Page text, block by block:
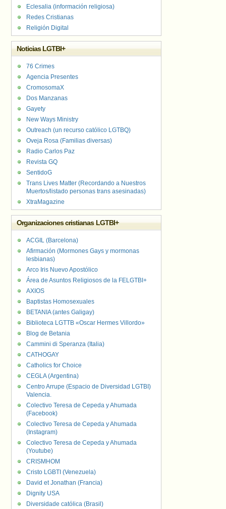
Eclesalia (información religiosa)
Redes Cristianas
Religión Digital
Noticias LGTBI+
76 Crimes
Agencia Presentes
CromosomaX
Dos Manzanas
Gayety
New Ways Ministry
Outreach (un recurso católico LGTBQ)
Oveja Rosa (Familias diversas)
Radio Carlos Paz
Revista GQ
SentidoG
Trans Lives Matter (Recordando a Nuestros
Muertos/listado personas trans asesinadas)
XtraMagazine
Organizaciones cristianas LGTBI+
ACGIL (Barcelona)
Afirmación (Mormones Gays y mormonas
lesbianas)
Arco Iris Nuevo Apostólico
Área de Asuntos Religiosos de la FELGTBI+
AXIOS
Baptistas Homosexuales
BETANIA (antes Galigay)
Biblioteca LGTTB «Oscar Hermes Villordo»
Blog de Betania
Cammini di Speranza (Italia)
CATHOGAY
Catholics for Choice
CEGLA (Argentina)
Centro Arrupe (Espacio de Diversidad LGTBI)
Valencia.
Colectivo Teresa de Cepeda y Ahumada
(Facebook)
Colectivo Teresa de Cepeda y Ahumada
(Instagram)
Colectivo Teresa de Cepeda y Ahumada
(Youtube)
CRISMHOM
Cristo LGBTI (Venezuela)
David et Jonathan (Francia)
Dignity USA
Diversidade católica (Brasil)